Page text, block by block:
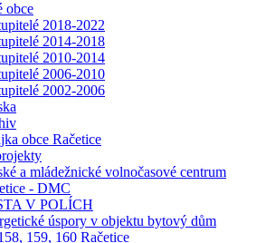
obce
2018-2022
2014-2018
2010-2014
2006-2010
2002-2006
obce Račetice
a mládežnické volnočasové centrum
- DMC
V POLÍCH
úspory v objektu bytový dům
159, 160 Račetice